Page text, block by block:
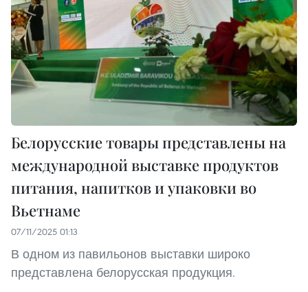
Белорусские товары представлены на
международной выставке продуктов
питания, напитков и упаковки во
Вьетнаме
07/11/2025 01:13
В одном из павильонов выставки широко
представлена белорусская продукция.